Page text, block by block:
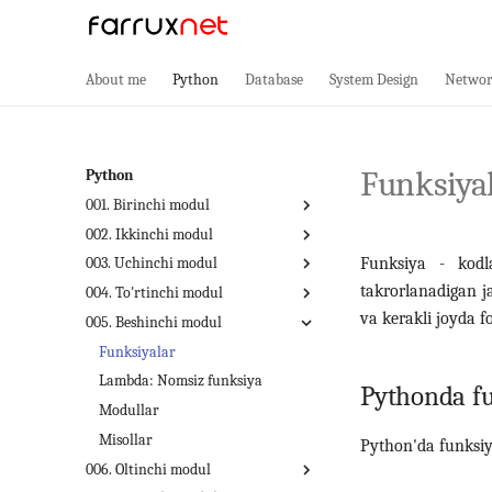
About me Python Database System Design
Python
001. Birinchi modul
Pythonda birinchi dasturimiz
O'zgaruvchilar
Ma'lumot turlari
Operatorlar
Izohlar
Ekrandan ma'lumot kiritish
Matematik kutubxona
Vazifalar
002. Ikkinchi modul
Matnlar: strings
Mantiqiy toifalar: Booleans
If, else operatori
Vazifalar
003. Uchinchi modul
For sikl operatori
While sikl operatori
Break va Continue
pass haqida
Vazifalar
004. To'rtinchi modul
Ro'yxatlar
Kortej
Set
Lug'atlar
005. Beshinchi modul
Funksiyalar
Lambda: Nomsiz funksiya
Modullar
Misollar
006. Oltinchi modul
Funksiya -
takrorlanadigan
va kerakli joyda
Pythonda
Python'da